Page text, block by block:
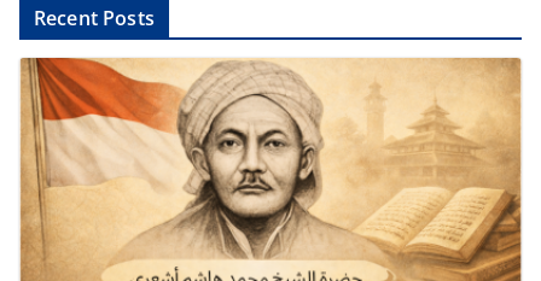
l
t
Recent Posts